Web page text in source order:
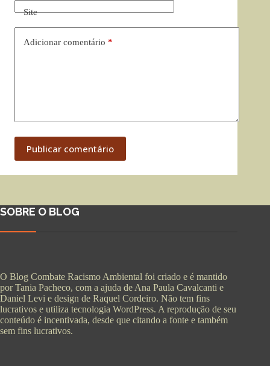
Site
Adicionar comentário *
Publicar comentário
SOBRE O BLOG
O Blog Combate Racismo Ambiental foi criado e é mantido
por Tania Pacheco, com a ajuda de Ana Paula Cavalcanti e
Daniel Levi e design de Raquel Cordeiro. Não tem fins
lucrativos e utiliza tecnologia WordPress. A reprodução de seu
conteúdo é incentivada, desde que citando a fonte e também
sem fins lucrativos.